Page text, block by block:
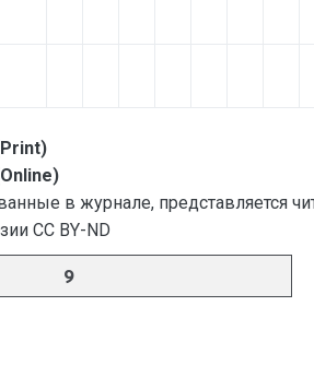
в журнале, представляется
CC BY-ND
9